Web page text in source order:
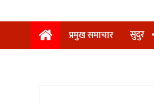
प्रमुख
प्रमुख समाचार सुदुर